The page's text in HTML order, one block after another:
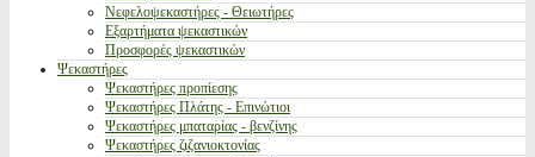
Νεφελοψεκαστήρες - Θειωτήρες
Εξαρτήματα ψεκαστικών
Προσφορές ψεκαστικών
Ψεκαστήρες
Ψεκαστήρες προπίεσης
Ψεκαστήρες Πλάτης - Επινώτιοι
Ψεκαστήρες μπαταρίας - βενζίνης
Ψεκαστήρες ζιζανιοκτονίας